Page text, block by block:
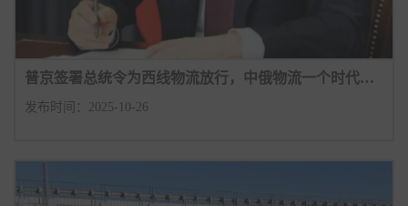
普京签署总统令为西线物流放行，中俄物流一个时代的终结！
发布时间：2025-10-26